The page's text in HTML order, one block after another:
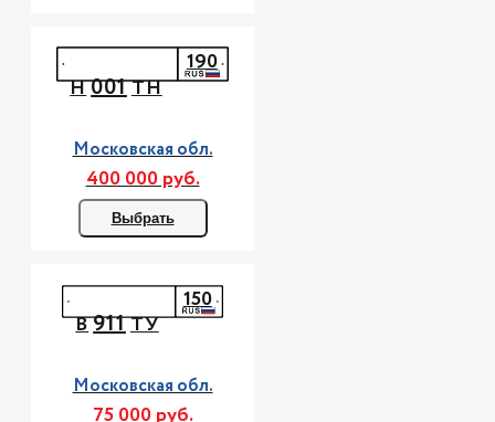
Н001ТН
190
Московская обл.
400 000 руб.
Выбрать
В911ТУ
150
Московская обл.
75 000 руб.